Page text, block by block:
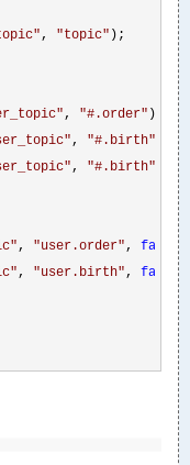
", "topic" );
", "#.order" );
", "#.birth"
", "#.birth"
", "user.order", false
", "user.birth", false